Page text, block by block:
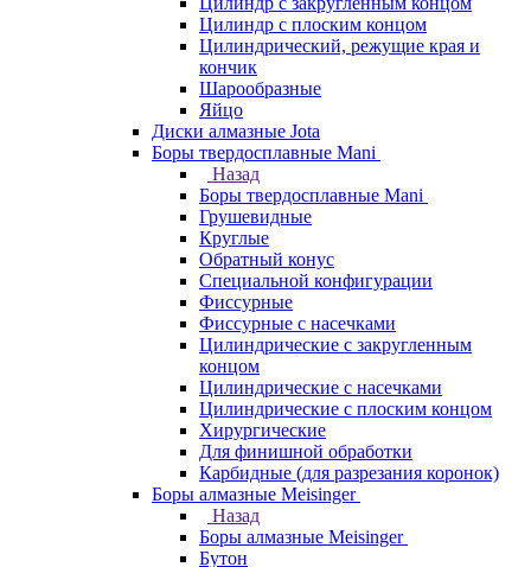
Цилиндр с плоским концом
Цилиндрический, режущие края и
кончик
Шарообразные
Яйцо
Диски алмазные Jota
Боры твердосплавные Mani
Назад
Боры твердосплавные Mani
Грушевидные
Круглые
Обратный конус
Специальной конфигурации
Фиссурные
Фиссурные с насечками
Цилиндрические с закругленным
концом
Цилиндрические с насечками
Цилиндрические с плоским концом
Хирургические
Для финишной обработки
Карбидные (для разрезания коронок)
Боры алмазные Meisinger
Назад
Боры алмазные Meisinger
Бутон